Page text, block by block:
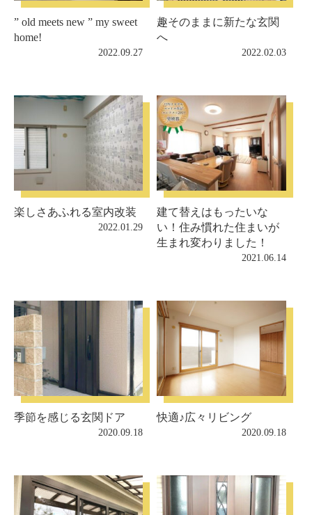
” old meets new ” my sweet
home!
2022.09.27
趣そのままに新たな玄関
へ
2022.02.03
楽しさあふれる室内改装
2022.01.29
建て替えはもったいな
い！住み慣れた住まいが
生まれ変わりました！
2021.06.14
季節を感じる玄関ドア
2020.09.18
快適♪広々リビング
2020.09.18